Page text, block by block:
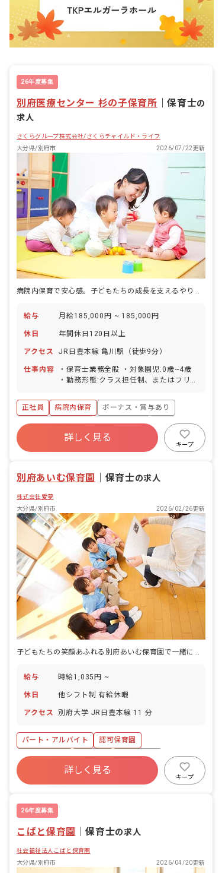
26年度募集
別府医療センター 杉の子保育所 ｜保育士の
求人
さくらグループ株式会社/さくらチャイルド・ライフ
大分県/別府市
2026/07/22更新
病院内保育で安心感。子どもたちの成長を支えるやりがいをあなたに！
給与 月給185,000円 ~ 185,000円
休日 年間休日120日以上
アクセス JR日豊本線 亀川駅（徒歩9分）
仕事内容
・保育士業務全般 ・対象園児:0歳~4歳
・勤務形態:クラス担任制、またはフリー
業務もございます。 ■園児年齢層：0～5
歳児 ■園庭有無：あり
正社員 病院内保育
ボーナス・賞与あり
年間休日120日以上
社会保険完備
残業少なめ
昇給昇進あり
詳しく見る
キープ
別府あいむ保育園 保育士の求人
株式会社愛夢
大分県/別府市
2026/02/26更新
子どもたちの笑顔あふれる別府あいむ保育園で一緒に働きましょう
給与 時給1,035円 ~
休日 他シフト制 有給休暇
アクセス 別府大学 JR日豊本線 11 分
パート・アルバイト
認可保育園
産休育休制度
車通勤可 交通費支給
詳しく見る
キープ
26年度募集
こばと保育園 ｜保育士の求人
社会福祉法人こばと保育園
大分県/別府市
2026/04/20更新